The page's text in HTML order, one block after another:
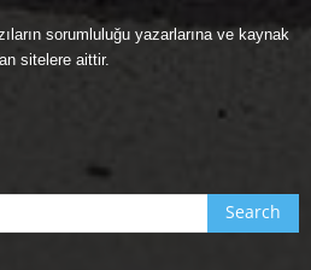
sorumluluğu yazarlarına ve kaynak
sitelere aittir.